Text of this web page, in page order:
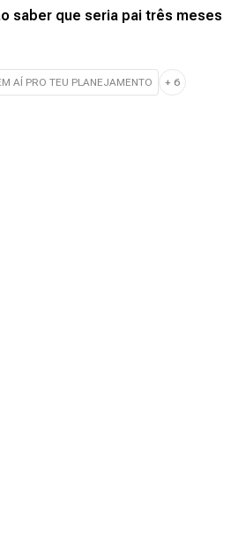
saber que seria pai três meses
AÍ PRO TEU PLANEJAMENTO + 6